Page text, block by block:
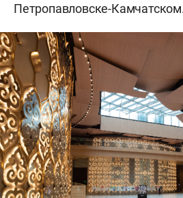
Петропавловске-